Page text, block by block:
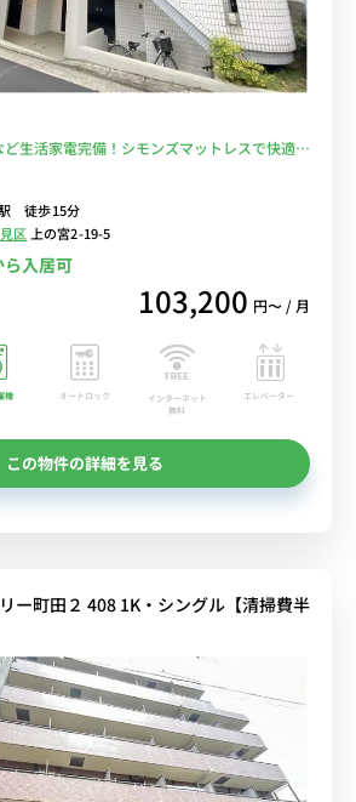
生活家電完備！シモンズマットレスで快適な
ル中！
徒歩15分
区 上の宮2-19-5
入居可
103,200 円〜 / 月
機 オートロック
インターネット
無料
エレベーター
この物件の詳細を見る
ー町田２ 408 1K・シングル【清掃費半